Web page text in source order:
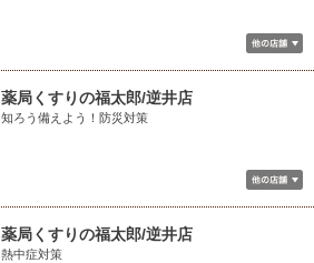
薬局くすりの福太郎/逆井店
知ろう備えよう！防災対策
薬局くすりの福太郎/逆井店
熱中症対策